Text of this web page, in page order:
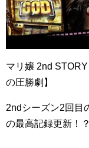
マリ嬢 2nd
の圧勝劇】
2ndシーズン2回目
の最高記録更新！？